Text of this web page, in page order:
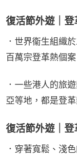
復活節外遊｜
．世界衞生組織
百萬宗登革熱個
．一些港人的旅
亞等地，都是登
復活節外遊｜
．穿著寬鬆、淺